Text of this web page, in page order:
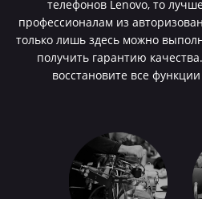
телефонов Lenovo, то
профессионалам из
только лишь здесь можно
получить гарантию
восстановите все